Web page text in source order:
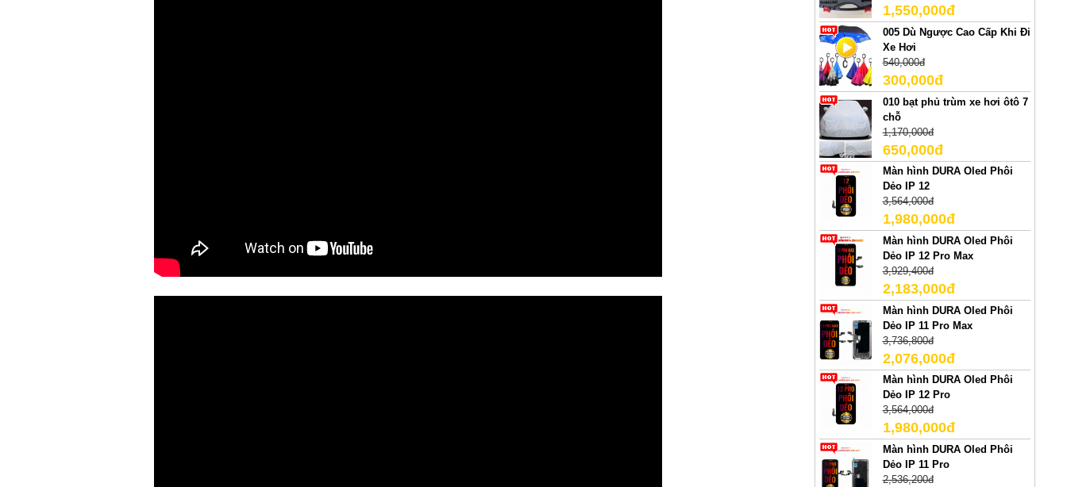
1,550,000đ
005 Dù Ngược Cao Cấp Khi Đi
Xe Hơi
540,000đ
300,000đ
010 bạt phủ trùm xe hơi ôtô 7
chỗ
1,170,000đ
650,000đ
Màn hình DURA Oled Phôi
Dẻo IP 12
3,564,000đ
1,980,000đ
Màn hình DURA Oled Phôi
Dẻo IP 12 Pro Max
3,929,400đ
2,183,000đ
Màn hình DURA Oled Phôi
Dẻo IP 11 Pro Max
3,736,800đ
2,076,000đ
Màn hình DURA Oled Phôi
Dẻo IP 12 Pro
3,564,000đ
1,980,000đ
Màn hình DURA Oled Phôi
Dẻo IP 11 Pro
2,536,200đ